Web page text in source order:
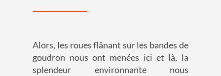
Alors, les roues flânant sur les bandes de
goudron nous ont menées ici et là, la
splendeur environnante nous